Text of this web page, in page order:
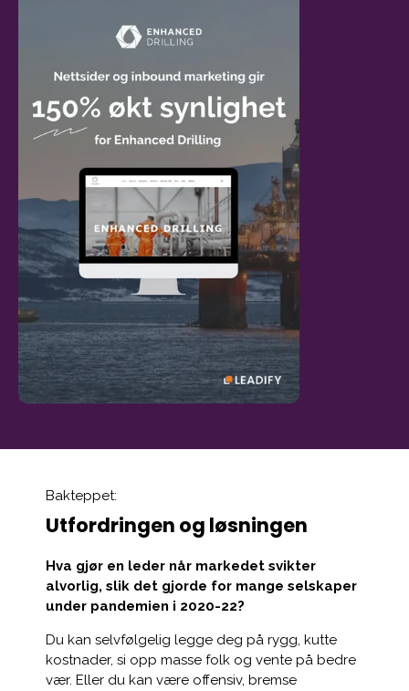
Bakteppet:
Utfordringen og løsningen
Hva gjør en leder når markedet svikter
alvorlig, slik det gjorde for mange selskaper
under pandemien i 2020-22?
Du kan selvfølgelig legge deg på rygg, kutte
kostnader, si opp masse folk og vente på bedre
vær. Eller du kan være offensiv, bremse